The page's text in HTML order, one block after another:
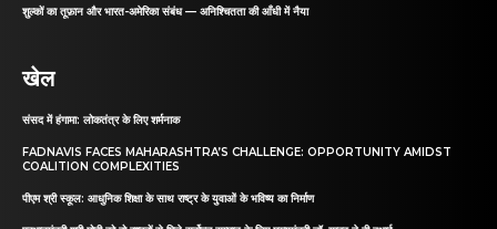
शुल्कों का तूफ़ान और भारत-अमेरिका संबंध — अनिश्चितता की आँधी में नैया
खेल
संसद में हंगामा: लोकतंत्र के लिए शर्मनाक
FADNAVIS FACES MAHARASHTRA’S CHALLENGE: OPPORTUNITY AMIDST
COALITION COMPLEXITIES
पीएम श्री स्कूल: आधुनिक शिक्षा के साथ राष्ट्र के युवाओं के भविष्य का निर्माण